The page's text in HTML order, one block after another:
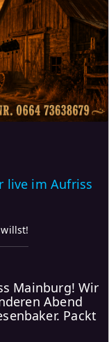
live im Aufriss
Mainburg! Wir
Abend
Packt